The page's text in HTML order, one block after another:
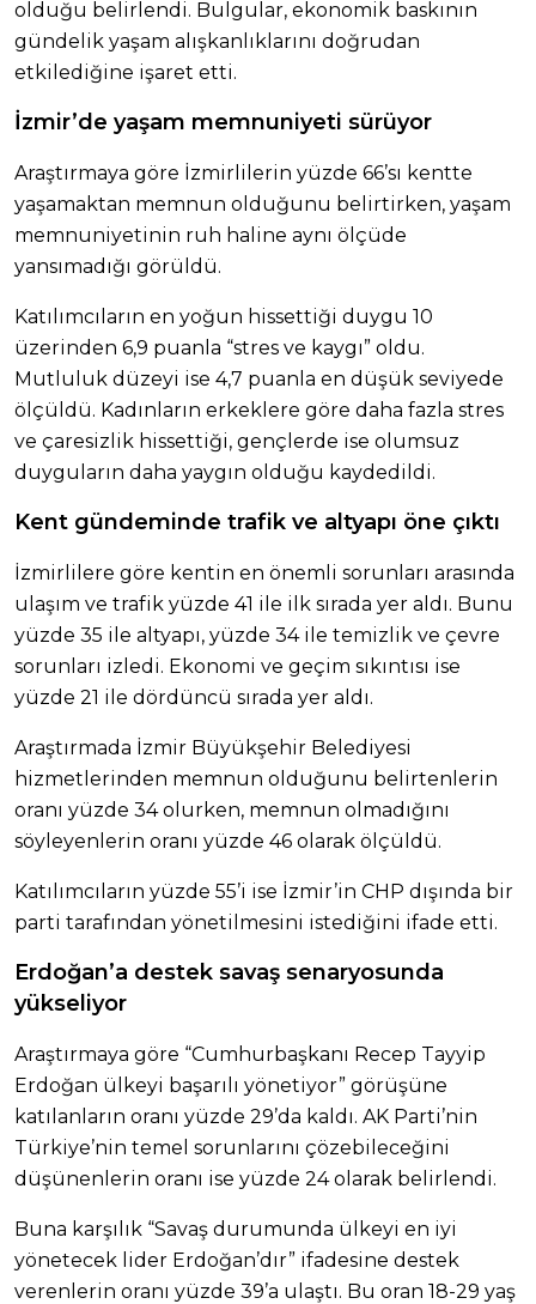
olduğu belirlendi. Bulgular, ekonomik baskının
gündelik yaşam alışkanlıklarını doğrudan
etkilediğine işaret etti.
İzmir’de yaşam memnuniyeti sürüyor
Araştırmaya göre İzmirlilerin yüzde 66’sı kentte
yaşamaktan memnun olduğunu belirtirken, yaşam
memnuniyetinin ruh haline aynı ölçüde
yansımadığı görüldü.
Katılımcıların en yoğun hissettiği duygu 10
üzerinden 6,9 puanla “stres ve kaygı” oldu.
Mutluluk düzeyi ise 4,7 puanla en düşük seviyede
ölçüldü. Kadınların erkeklere göre daha fazla stres
ve çaresizlik hissettiği, gençlerde ise olumsuz
duyguların daha yaygın olduğu kaydedildi.
Kent gündeminde trafik ve altyapı öne çıktı
İzmirlilere göre kentin en önemli sorunları arasında
ulaşım ve trafik yüzde 41 ile ilk sırada yer aldı. Bunu
yüzde 35 ile altyapı, yüzde 34 ile temizlik ve çevre
sorunları izledi. Ekonomi ve geçim sıkıntısı ise
yüzde 21 ile dördüncü sırada yer aldı.
Araştırmada İzmir Büyükşehir Belediyesi
hizmetlerinden memnun olduğunu belirtenlerin
oranı yüzde 34 olurken, memnun olmadığını
söyleyenlerin oranı yüzde 46 olarak ölçüldü.
Katılımcıların yüzde 55’i ise İzmir’in CHP dışında bir
parti tarafından yönetilmesini istediğini ifade etti.
Erdoğan’a destek savaş senaryosunda
yükseliyor
Araştırmaya göre “Cumhurbaşkanı Recep Tayyip
Erdoğan ülkeyi başarılı yönetiyor” görüşüne
katılanların oranı yüzde 29’da kaldı. AK Parti’nin
Türkiye’nin temel sorunlarını çözebileceğini
düşünenlerin oranı ise yüzde 24 olarak belirlendi.
Buna karşılık “Savaş durumunda ülkeyi en iyi
yönetecek lider Erdoğan’dır” ifadesine destek
verenlerin oranı yüzde 39’a ulaştı. Bu oran 18-29 yaş